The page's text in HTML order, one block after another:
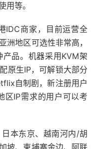
用等。
IDC商家，目前运营全
洲地区可选性非常高，
品。机器采用KVM架
原生IP，可解锁大部分
自制剧，新注册用户
区IP需求的用户可以考
本东京、越南河内/胡
坡、柬埔寨金边、阿联